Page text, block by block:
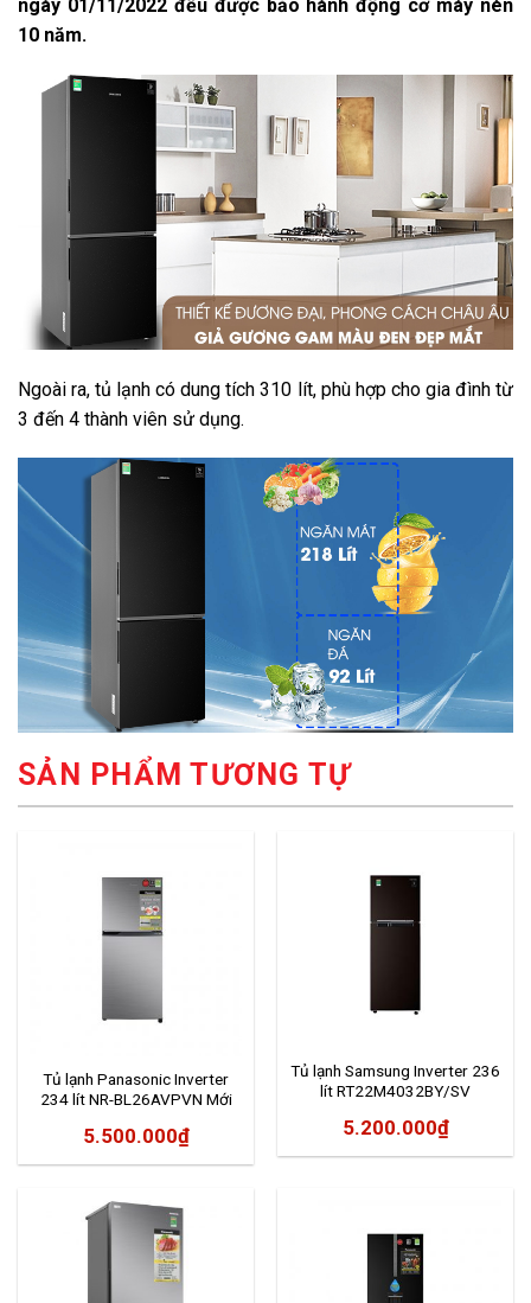
ngày 01/11/2022 đều được bảo hành động cơ máy nén
10 năm.
Ngoài ra, tủ lạnh có dung tích 310 lít, phù hợp cho gia đình từ
3 đến 4 thành viên sử dụng.
SẢN PHẨM TƯƠNG TỰ
Tủ lạnh Panasonic Inverter
234 lít NR-BL26AVPVN Mới
5.500.000₫
Tủ lạnh Samsung Inverter 236
lít RT22M4032BY/SV
5.200.000₫